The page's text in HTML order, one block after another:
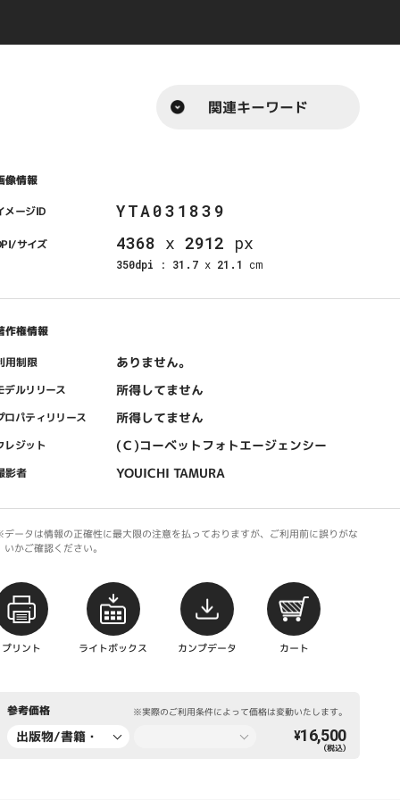
関連キーワード
像情報
メージID YTA031839
サイズ 4368 x 2912 px
350dpi : 31.7 x 21.1 cm
作権情報
用制限 ありません。
デルリリース 所得してません
ロパティリリース 所得してません
レジット (Ｃ)コーベットフォトエージェンシー
影者 YOUICHI TAMURA
ータは情報の正確性に最大限の注意を払っておりますが、ご利用前に誤りがな
いかご確認ください。
プリント ライトボックス カンプデータ カート
参考価格 ※実際のご利用条件によって価格は変動いたします。
出版物/書籍・
¥16,500
（税込）